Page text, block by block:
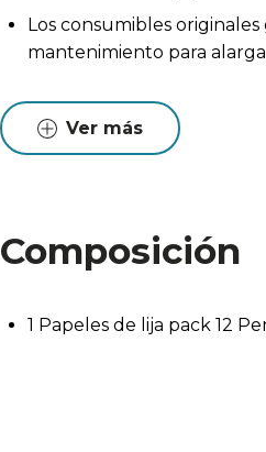
Los consumibles
mantenimiento para
Ver más
Composición
1 Papeles de lija pack 12